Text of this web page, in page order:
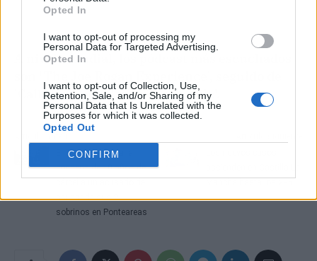
Opted In
I want to opt-out of processing my
Personal Data for Targeted Advertising.
Opted In
I want to opt-out of Collection, Use,
Retention, Sale, and/or Sharing of my
Personal Data that Is Unrelated with the
Purposes for which it was collected.
Opted Out
CONFIRM
A nivel mundial, los pódcast más escuchados
'Call Her Daddy' y 'Crime Junkie'.
Artículo anterior
El TSXG confirma la
condena de 10 años de
abusar de sus 2
sobrinos en Ponteareas